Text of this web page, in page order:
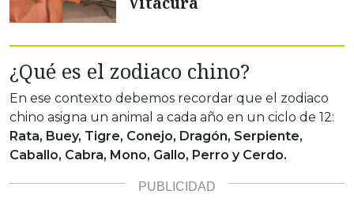
¿Qué es el zodiaco chino?
En ese contexto debemos recordar que el zodiaco
chino asigna un animal a cada año en un ciclo de 12:
Rata, Buey, Tigre, Conejo, Dragón, Serpiente,
Caballo, Cabra, Mono, Gallo, Perro y Cerdo.